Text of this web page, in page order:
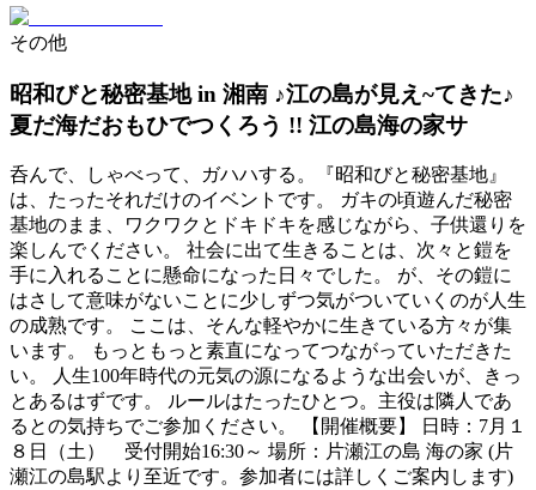
その他
昭和びと秘密基地 in 湘南 ♪江の島が見え~てきた♪
夏だ海だおもひでつくろう !! 江の島海の家サ
呑んで、しゃべって、ガハハする。『昭和びと秘密基地』
は、たったそれだけのイベントです。 ガキの頃遊んだ秘密
基地のまま、ワクワクとドキドキを感じながら、子供還りを
楽しんでください。 社会に出て生きることは、次々と鎧を
手に入れることに懸命になった日々でした。 が、その鎧に
はさして意味がないことに少しずつ気がついていくのが人生
の成熟です。 ここは、そんな軽やかに生きている方々が集
います。 もっともっと素直になってつながっていただきた
い。 人生100年時代の元気の源になるような出会いが、きっ
とあるはずです。 ルールはたったひとつ。主役は隣人であ
るとの気持ちでご参加ください。 【開催概要】 日時：7月１
８日（土） 受付開始16:30～ 場所：片瀬江の島 海の家 (片
瀬江の島駅より至近です。参加者には詳しくご案内します)